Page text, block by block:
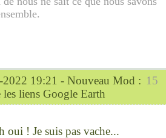
15
2022 19:21 - Nouveau Mod :
les liens Google Earth
oui ! Je suis pas vache...